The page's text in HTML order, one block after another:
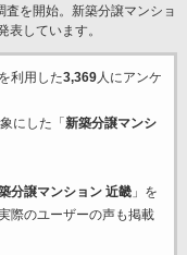
を開始。新築分譲マンショ
表しています。
利用した3,369人にアンケ
にした「 新築分譲マンシ
分譲マンション 近畿」を
際のユーザーの声も掲載